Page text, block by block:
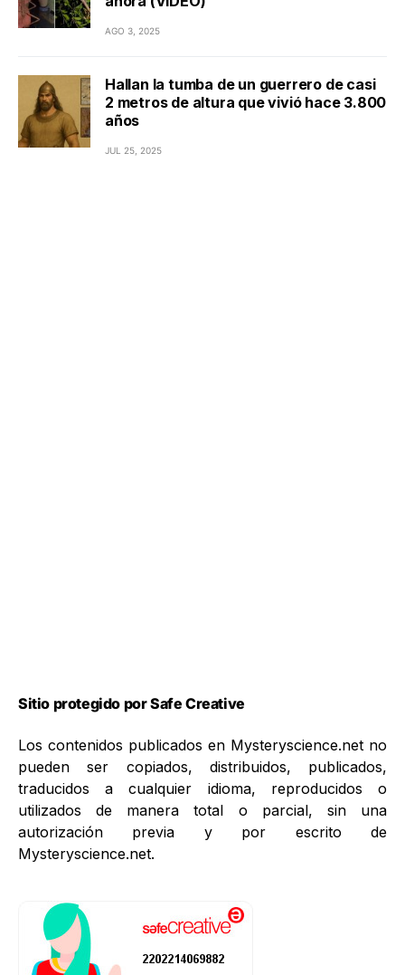
AGO 3, 2025
Hallan la tumba de un guerrero de casi
2 metros de altura que vivió hace 3.800
años
JUL 25, 2025
Sitio protegido por Safe Creative
Los contenidos publicados en Mysteryscience.net no
pueden ser copiados, distribuidos, publicados,
traducidos a cualquier idioma, reproducidos o
utilizados de manera total o parcial, sin una
autorización previa y por escrito de
Mysteryscience.net.